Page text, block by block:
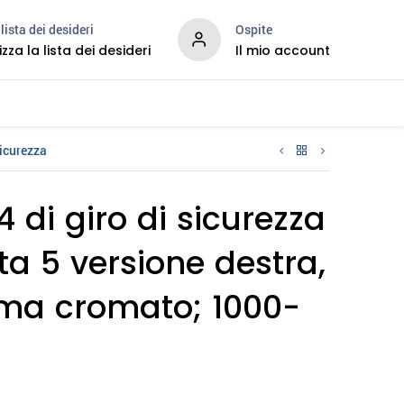
dei desideri
la lista dei desideri
Ospite
Il mio account
di giro di sicurezza
5 versione destra,
cromato; 1000-